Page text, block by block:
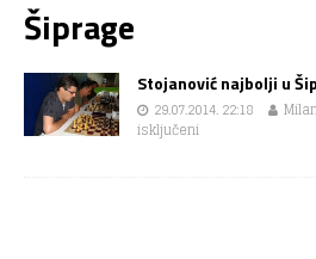
Šiprage
Stojanović najbolji u
29.07.2014. 22:18
isključeni